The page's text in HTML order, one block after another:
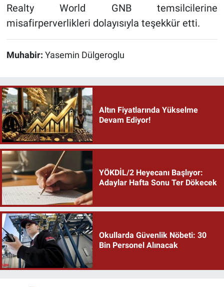
Realty World GNB temsilcilerine
misafirperverlikleri dolayısıyla teşekkür etti.
Muhabir: Yasemin Dülgeroglu
Altın Fiyatlarında Yükselme
Devam Ediyor!
YÖKDİL/2 Heyecanı Başlıyor:
Adaylar Hafta Sonu Ter Dökecek
Okullarda Güvenlik Nöbeti: 30
Bin Personel Alınacak